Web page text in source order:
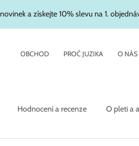
a získejte 10% slevu na 1.
OBCHOD PROČ JUZIKA O NÁS
Hodnocení a recenze O pleti a